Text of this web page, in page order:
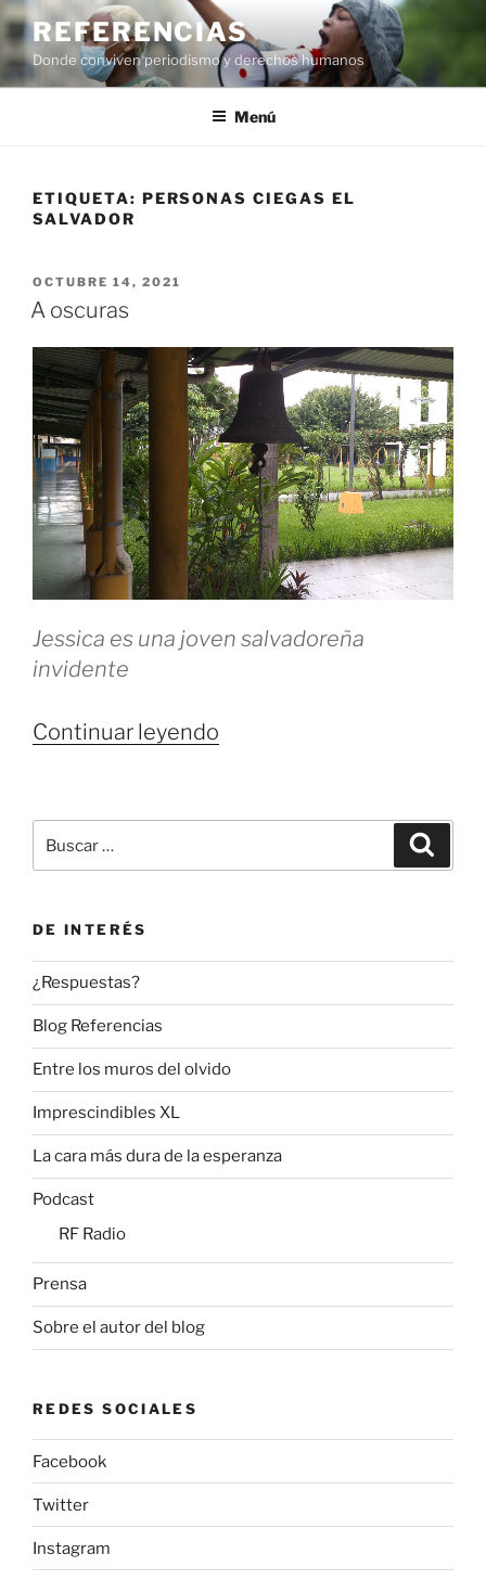
al
contenido
REFERENCIAS
Donde conviven periodismo y derechos humanos
Menú
ETIQUETA: PERSONAS CIEGAS EL
SALVADOR
PUBLICADO
EL
OCTUBRE 14, 2021
A oscuras
Jessica es una joven salvadoreña
invidente
Continuar leyendo
por:
DE INTERÉS
¿Respuestas?
Blog Referencias
Entre los muros del olvido
Imprescindibles XL
La cara más dura de la esperanza
Podcast
RF Radio
Prensa
Sobre el autor del blog
REDES SOCIALES
Facebook
Twitter
Instagram